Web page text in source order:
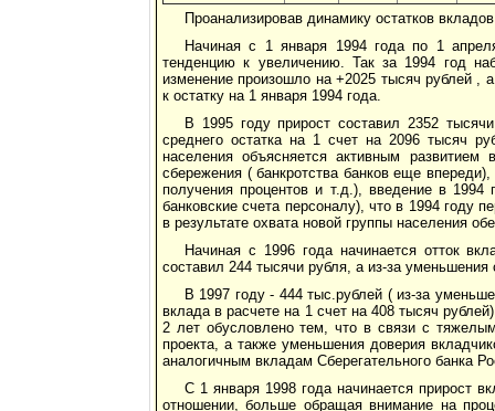
Проанализировав динамику остатков
Начиная с 1 января 1994 года по 1
тенденцию к увеличению. Так за 1994 год
изменение произошло на +2025 тысяч рублей ,
к остатку на 1 января 1994 года.
В 1995 году прирост составил 2352
среднего остатка на 1 счет на 2096 тысяч
населения объясняется активным
сбережения ( банкротства банков еще
получения процентов и т.д.), введение в 1994
банковские счета персоналу), что в 1994 году
в результате охвата новой группы населения
Начиная с 1996 года начинается отток
составил 244 тысячи рубля, а из-за
В 1997 году - 444 тыс.рублей ( из-за
вклада в расчете на 1 счет на 408 тысяч
2 лет обусловлено тем, что в связи с
проекта, а также уменьшения доверия
аналогичным вкладам Сберегательного банка
С 1 января 1998 года начинается прирост
отношении, больше обращая внимание на